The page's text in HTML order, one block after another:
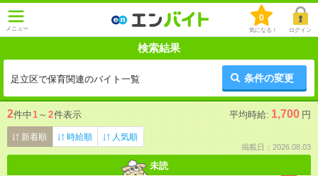
メニュー
0
気になる！ ログイン
検索結果
足立区で保育関連のバイト一覧 条件の変更
2件中1 ～ 2件表示 平均時給: 1,700 円
新着順 時給順 人気順
掲載日：2026.08.03
未読